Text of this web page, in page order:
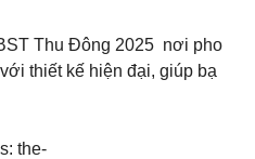
Thu Đông 2025 nơi pho
thiết kế hiện đại, giúp bạ
the-